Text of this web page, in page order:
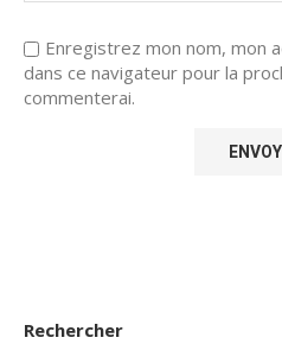
Enregistrez mon nom, mon
dans ce navigateur pour la
commenterai.
Rechercher